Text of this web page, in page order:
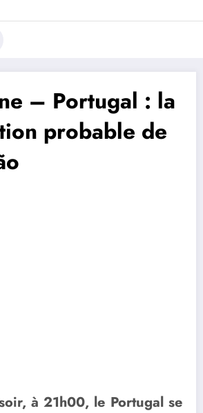
Trivela
L'actualité du football
– Portugal : la
probable de
à 21h00, le Portugal se